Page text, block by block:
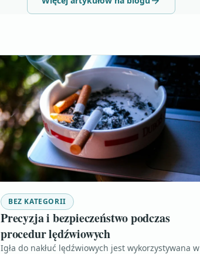
BEZ KATEGORII
Precyzja i bezpieczeństwo podczas
procedur lędźwiowych
Igła do nakłuć lędźwiowych jest wykorzystywana w